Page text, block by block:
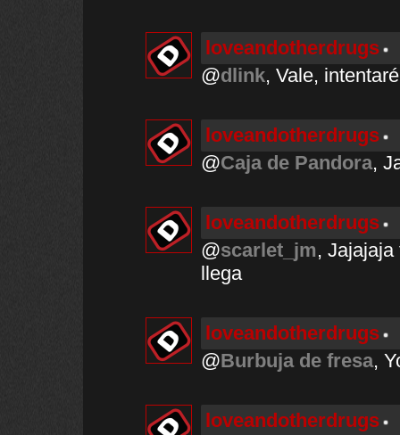
loveandotherdrugs
@dlink, Vale,
loveandotherdrugs
@Caja de Pandora,
loveandotherdrugs
@scarlet_jm,
llega
loveandotherdrugs
@Burbuja de fresa,
loveandotherdrugs